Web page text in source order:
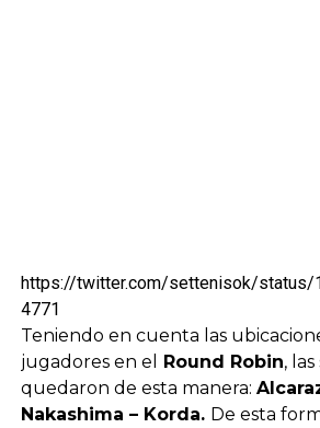
https://twitter.com/settenisok/status/
4771
Teniendo en cuenta las
jugadores en el
Round Robin,
quedaron de esta manera:
Nakashima – Korda. De esta